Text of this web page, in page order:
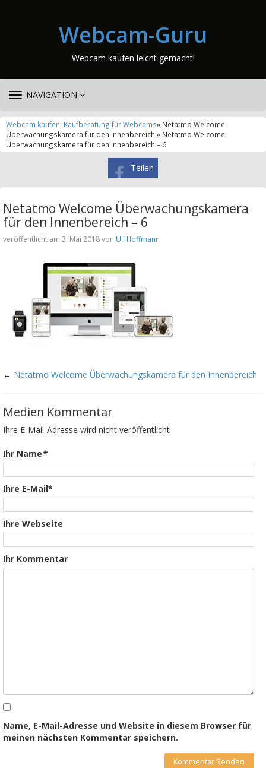
Webcam-Guru
Webcam kaufen leicht gemacht!
TOGGLE
NAVIGATION
Webcam kaufen: Kaufberatung für Webcams» Netatmo Welcome
Überwachungskamera für den Innenbereich » Netatmo Welcome
Überwachungskamera für den Innenbereich – 6
Teilen
Netatmo Welcome Überwachungskamera
für den Innenbereich – 6
veröffentlicht am 3. Mai 2018 von Uli Hoffmann
← Netatmo Welcome Überwachungskamera für den Innenbereich
Medien Kommentar
Ihre E-Mail-Adresse wird nicht veröffentlicht
Ihr Name*
Ihre E-Mail*
Ihre Webseite
Ihr Kommentar
Name, E-Mail-Adresse und Website in diesem Browser für
meinen nächsten Kommentar speichern.